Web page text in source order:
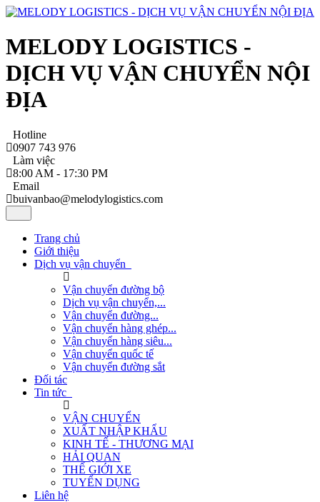
MELODY LOGISTICS -
DỊCH VỤ VẬN CHUYỂN NỘI
ĐỊA
Hotline
0907 743 976
Làm việc
8:00 AM - 17:30 PM
Email
buivanbao@melodylogistics.com
Trang chủ
Giới thiệu
Dịch vụ vận chuyển
Vận chuyển đường bộ
Dịch vụ vận chuyển,...
Vận chuyển đường...
Vận chuyển hàng ghép...
Vận chuyển hàng siêu...
Vận chuyển quốc tế
Vận chuyển đường sắt
Đối tác
Tin tức
VẬN CHUYỂN
XUẤT NHẬP KHẨU
KINH TẾ - THƯƠNG MẠI
HẢI QUAN
THẾ GIỚI XE
TUYỂN DỤNG
Liên hệ